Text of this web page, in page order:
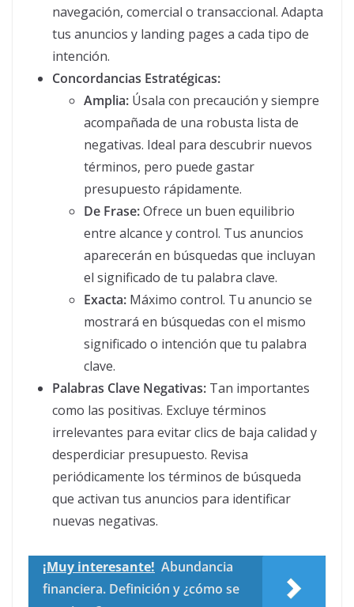
navegación, comercial o transaccional. Adapta
tus anuncios y landing pages a cada tipo de
intención.
Concordancias Estratégicas:
Amplia: Úsala con precaución y siempre
acompañada de una robusta lista de
negativas. Ideal para descubrir nuevos
términos, pero puede gastar
presupuesto rápidamente.
De Frase:Ofrece un buen equilibrio
entre alcance y control. Tus anuncios
aparecerán en búsquedas que incluyan
el significado de tu palabra clave.
Exacta: Máximo control. Tu anuncio se
mostrará en búsquedas con el mismo
significado o intención que tu palabra
clave.
Palabras Clave Negativas: Tan importantes
como las positivas. Excluye términos
irrelevantes para evitar clics de baja calidad y
desperdiciar presupuesto. Revisa
periódicamente los términos de búsqueda
que activan tus anuncios para identificar
nuevas negativas.
¡Muy interesante! Abundancia
financiera. Definición y ¿cómo se